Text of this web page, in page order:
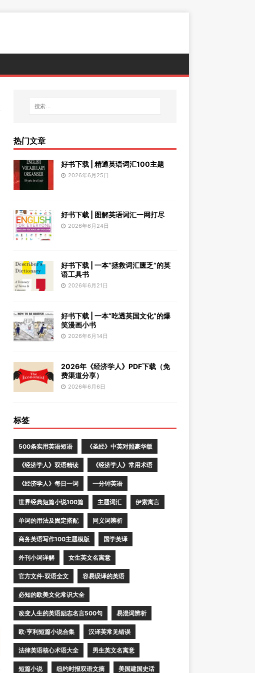
热门文章
好书下载 | 精通英语词汇100主题
2026年6月25日
好书下载 | 图解英语词汇一网打尽
2026年6月24日
好书下载 | 一本“拯救词汇匮乏”的英
语工具书
2026年6月21日
好书下载 | 一本“吃透英国文化”的爆
笑漫画小书
2026年6月14日
2026年《经济学人》PDF下载（免
费渠道分享）
2026年6月6日
标签
500条实用英语短语 《圣经》中英对照豪华版
《经济学人》双语精读 《经济学人》常用术语
《经济学人》每日一词 一分钟英语
世界经典短篇小说100篇 主题词汇 伊索寓言
单词的用法及固定搭配 同义词辨析
商务英语写作100主题模版 国学英译
外刊小词详解 女生英文名寓意
官方文件·双语全文 容易误译的英语
必知的欧美文化常识大全
改变人生的英语励志名言500句 易混词辨析
欧·亨利短篇小说合集 汉译英常见错误
法律英语核心术语大全 男生英文名寓意
短篇小说 纽约时报双语文摘 美国建国史话